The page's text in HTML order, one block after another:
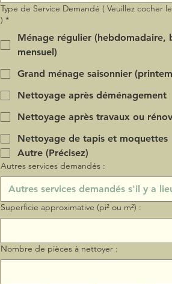
Type de Service Demandé ( Veuillez cocher
) *
Ménage régulier (hebdomadaire,
mensuel)
Grand ménage saisonnier
Nettoyage après déménagement
Nettoyage après travaux ou
Nettoyage de tapis et moquettes
Autre (Précisez)
Autres services demandés :
Superficie approximative (pi² ou m²) :
Nombre de pièces à nettoyer :